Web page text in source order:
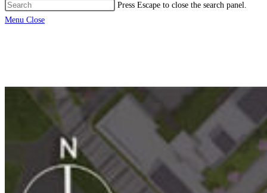
Press Escape to close the search panel.
Menu Close